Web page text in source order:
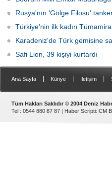
Rusya'nın 'Gölge Filosu'
Türkiye'nin ilk kadın
Karadeniz'de Türk gemisine
Safi Lion, 39 kişiyi kurtardı
Ana Sayfa Künye İletişim
Tüm Hakları Saklıdır © 2004 Deniz
Tel : 0544 880 87 87 | Haber Scripti: CM